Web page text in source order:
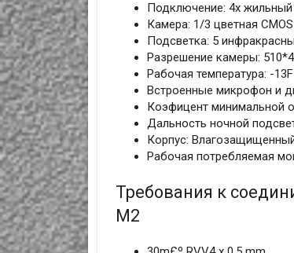
Подключение: 4х
Камера: 1/3 цветная
Подсветка: 5
Разрешение камеры:
Рабочая температура: -
Встроенные микрофон и
Коэфицент минимальной
Дальность ночной
Корпус:
Рабочая потребляемая
Требования к
M2